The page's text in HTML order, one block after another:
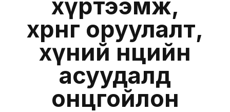
хүртээмж,
хөрөнгө оруулалт,
хүний нөөцийн
асуудалд
онцгойлон